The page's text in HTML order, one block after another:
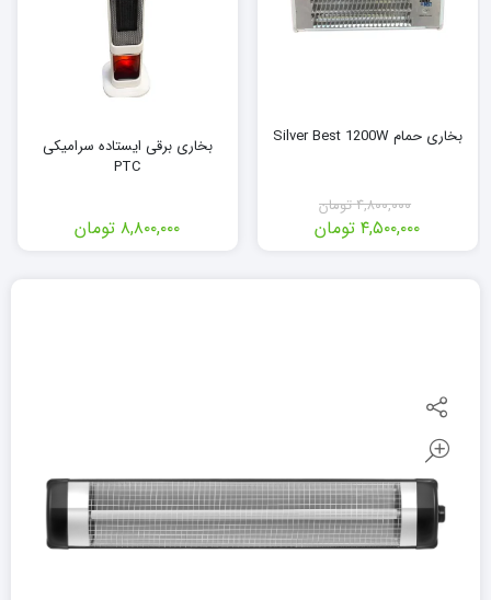
بخاری حمام Silver Best 1200W
۴,۸۰۰,۰۰۰تومان
قیمت
۴,۵۰۰,۰۰۰ تومان
قیمت
بخاری برقی ایستاده سرامیکی
PTC
۸,۸۰۰,۰۰۰ تومان